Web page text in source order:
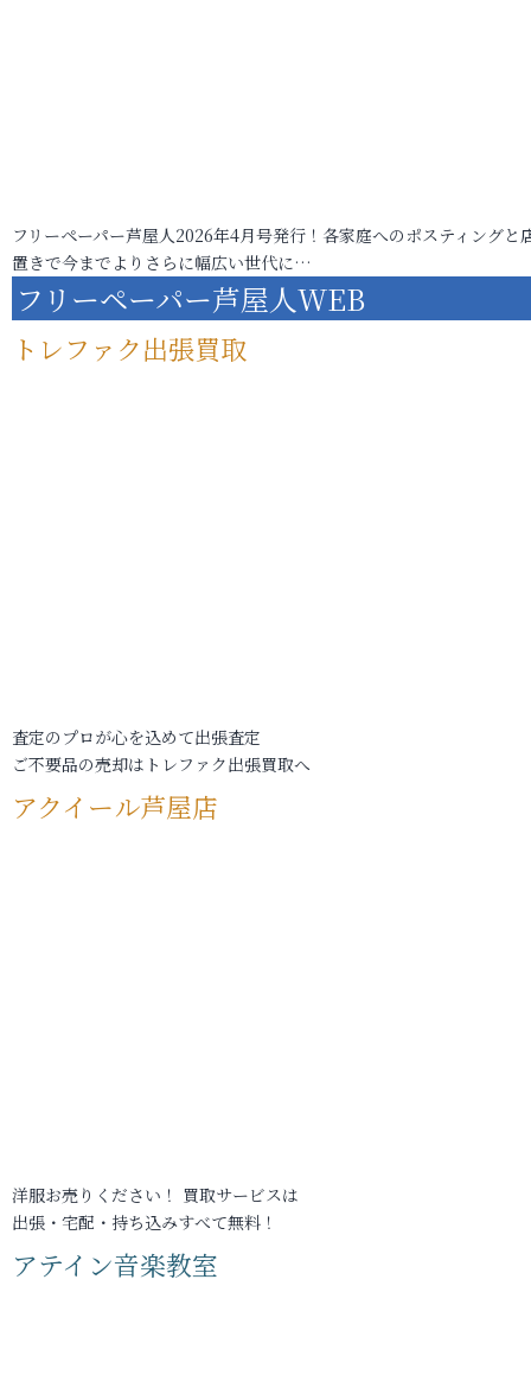
フリーペーパー芦屋人2026年4月号発行！各家庭へのポスティングと
置きで今までよりさらに幅広い世代に…
フリーペーパー芦屋人WEB
トレファク出張買取
査定のプロが心を込めて出張査定
ご不要品の売却はトレファク出張買取へ
アクイール芦屋店
洋服お売りください！ 買取サービスは
出張・宅配・持ち込みすべて無料！
アテイン音楽教室